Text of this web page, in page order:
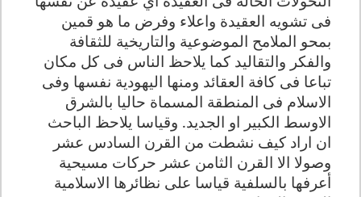
فى تشويه العقيدة واعلاء وفرض ما هو قمين
بمحو الملامح الموضوعية والتاريخية للثقافة
والفكر والتقاليد كما يلاحظ الناس فى كل مكان
تباعا فى كافة العقائد ومنها اليهودية نفسها وفى
الاسلام فى المنطقة المسماة حاليا بالشرق
الاوسط الكبير او الجديد. وقياسا يلاحظ الباحث
ان اراد كيف نشطت من القرن السادس عشر
وصولا الا القرن الثامن عشر حركات مسيحية
أعرفها بالسلفية قياسا على نظائرها الاسلامية